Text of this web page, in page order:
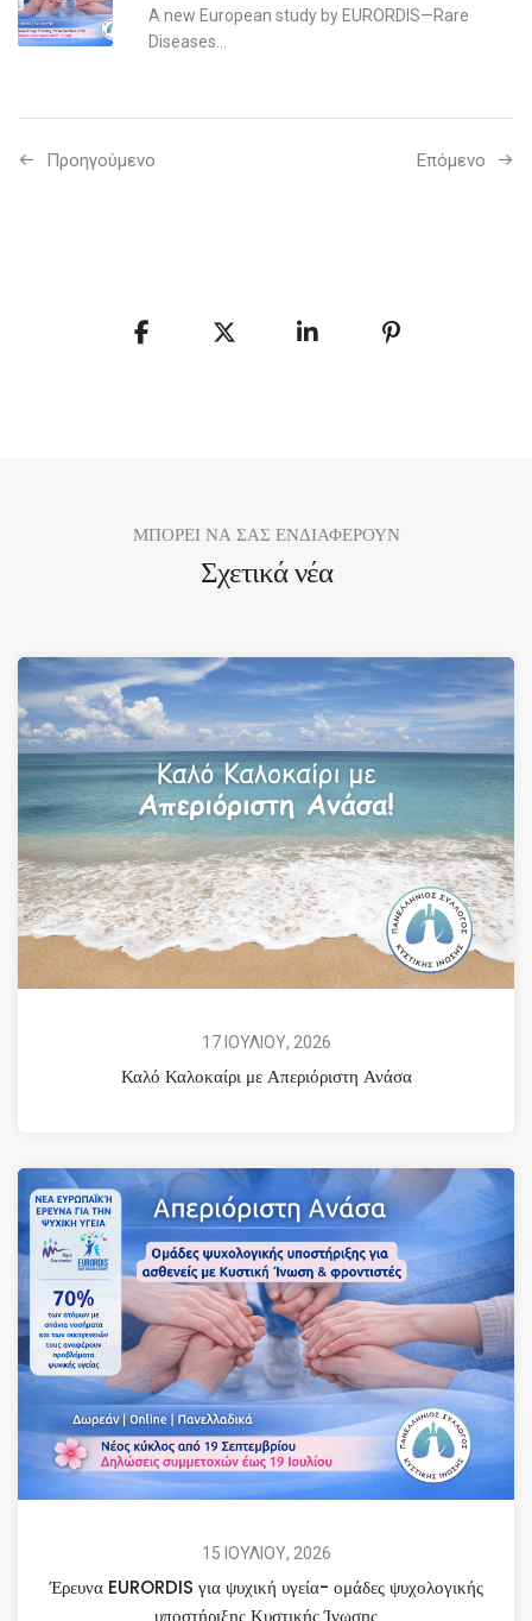
A new European study by EURORDIS—Rare
Diseases...
Προηγούμενo Επόμενο
ΜΠΟΡΕΙ ΝΑ ΣΑΣ ΕΝΔΙΑΦΕΡΟΥΝ
Σχετικά νέα
17 ΙΟΥΛΙΟΥ, 2026
Καλό Καλοκαίρι με Απεριόριστη Ανάσα
15 ΙΟΥΛΙΟΥ, 2026
Έρευνα EURORDIS για ψυχική υγεία- ομάδες ψυχολογικής
υποστήριξης Κυστικής Ίνωσης